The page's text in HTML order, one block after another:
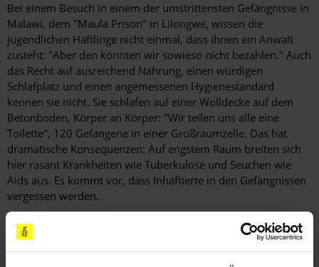
Bei einem Besuch in einem der umstrittensten Gefängnisse in
Malawi, dem "Maula Prison" in Lilongwe, wissen die
jugendlichen Häftlinge nicht einmal, dass ihnen ein Anwalt
zusteht: "Aber den könnten wir sowieso nicht bezahlen." Auch
das Recht auf ausreichend Nahrung, einen würdigen
Schlafplatz und einen angemessenen Hygienestandard
kennen sie nicht. Sie schlafen auf einer Wolldecke auf dem
Betonboden, Körper an Körper: "Wir teilen uns alle eine
Toilette", 120 Gefangene in einer Großraumzelle. Das hat
dramatische Konsequenzen: Auf engstem Raum breiten sich
hier rasant Krankheiten wie Tuberkulose und Seuchen wie
Aids aus. Es kommt vor, dass Inhaftierte in den Gefängnissen
vergessen werden.
Von der Tageszeitung "Malawi Nation" wird Vera 2003 zur
Frau des Jahres gewählt. Bereits zehn Jahre zuvor war der
Diktator durch ein Referendum gezwungen worden,